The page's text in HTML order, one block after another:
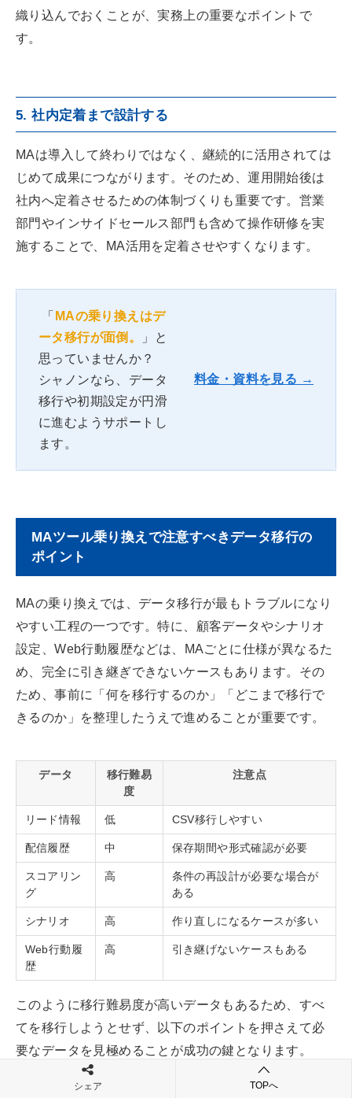
織り込んでおくことが、実務上の重要なポイントで
す。
5. 社内定着まで設計する
MAは導入して終わりではなく、継続的に活用されては
じめて成果につながります。そのため、運用開始後は
社内へ定着させるための体制づくりも重要です。営業
部門やインサイドセールス部門も含めて操作研修を実
施することで、MA活用を定着させやすくなります。
「 MAの乗り換えはデ
ータ移行が面倒。
」と
思っていませんか？
シャノンなら、データ
移行や初期設定が円滑
に進むようサポートし
ます。
料金・資料を見る →
MAツール乗り換えで注意すべきデータ移行の
ポイント
MAの乗り換えでは、データ移行が最もトラブルになり
やすい工程の一つです。特に、顧客データやシナリオ
設定、Web行動履歴などは、MAごとに仕様が異なるた
め、完全に引き継ぎできないケースもあります。その
ため、事前に「何を移行するのか」「どこまで移行で
きるのか」を整理したうえで進めることが重要です。
データ
移行難易
度
注意点
リード情報 低 CSV移行しやすい
配信履歴 中 保存期間や形式確認が必要
スコアリン
グ
高
条件の再設計が必要な場合が
ある
シナリオ 高 作り直しになるケースが多い
Web行動履
歴
高 引き継げないケースもある
このように移行難易度が高いデータもあるため、すべ
てを移行しようとせず、以下のポイントを押さえて必
要なデータを見極めることが成功の鍵となります。
シェア TOPへ